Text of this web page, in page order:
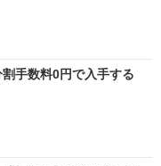
手数料0円で入手する